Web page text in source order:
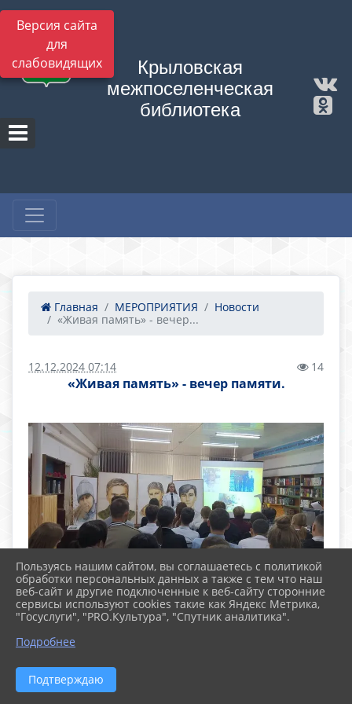
Версия сайта
для
слабовидящих
Крыловская
межпоселенческая
библиотека
Главная МЕРОПРИЯТИЯ
Новости
«Живая память» - вечер...
12.12.2024 07:14 14
«Живая память» - вечер памяти.
Пользуясь нашим сайтом, вы соглашаетесь с политикой
обработки персональных данных а также с тем что наш
веб-сайт и другие подключенные к веб-сайту сторонние
сервисы используют cookies такие как Яндекс Метрика,
"Госуслуги", "PRO.Культура", "Спутник аналитика".
Подробнее
Подтверждаю